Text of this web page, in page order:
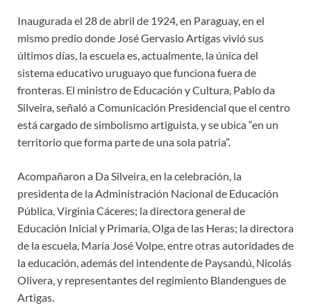
Inaugurada el 28 de abril de 1924, en Paraguay, en el
mismo predio donde José Gervasio Artigas vivió sus
últimos días, la escuela es, actualmente, la única del
sistema educativo uruguayo que funciona fuera de
fronteras. El ministro de Educación y Cultura, Pablo da
Silveira, señaló a Comunicación Presidencial que el centro
está cargado de simbolismo artiguista, y se ubica “en un
territorio que forma parte de una sola patria”.
Acompañaron a Da Silveira, en la celebración, la
presidenta de la Administración Nacional de Educación
Pública, Virginia Cáceres; la directora general de
Educación Inicial y Primaria, Olga de las Heras; la directora
de la escuela, María José Volpe, entre otras autoridades de
la educación, además del intendente de Paysandú, Nicolás
Olivera, y representantes del regimiento Blandengues de
Artigas.